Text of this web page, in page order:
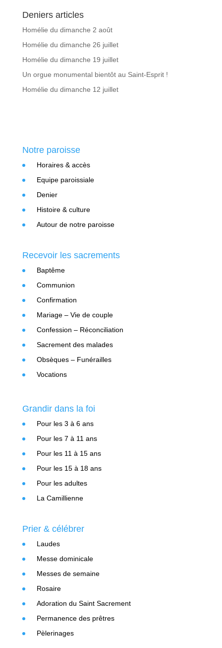
Deniers articles
Homélie du dimanche 2 août
Homélie du dimanche 26 juillet
Homélie du dimanche 19 juillet
Un orgue monumental bientôt au Saint-Esprit !
Homélie du dimanche 12 juillet
Notre paroisse
Horaires & accès
Equipe paroissiale
Denier
Histoire & culture
Autour de notre paroisse
Recevoir les sacrements
Baptême
Communion
Confirmation
Mariage – Vie de couple
Confession – Réconciliation
Sacrement des malades
Obsèques – Funérailles
Vocations
Grandir dans la foi
Pour les 3 à 6 ans
Pour les 7 à 11 ans
Pour les 11 à 15 ans
Pour les 15 à 18 ans
Pour les adultes
La Camillienne
Prier & célébrer
Laudes
Messe dominicale
Messes de semaine
Rosaire
Adoration du Saint Sacrement
Permanence des prêtres
Pèlerinages